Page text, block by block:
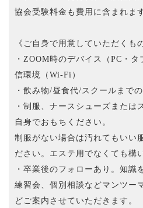
協会受験料金も費用に含まれま
《ご自身で用意していただくも
・ZOOM時のデバイス（PC・
信環境（Wi-Fi）
・飲み物/昼食代/スクールまで
・制服、ナースシューズまたは
自身でおもちください。
制服がない場合は汚れてもいい
ださい。エステ用でなくても構
・卒業後のフォローあり。知識
練習会、個別相談などマンツー
どご案内させていただきます。